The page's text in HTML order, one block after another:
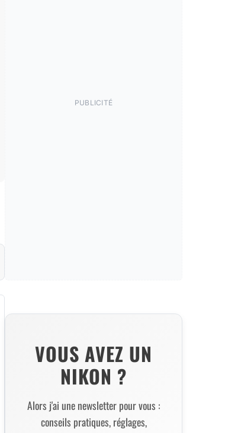
PUBLICITÉ
VOUS AVEZ UN
NIKON ?
Alors j'ai une newsletter pour vous :
conseils pratiques, réglages,